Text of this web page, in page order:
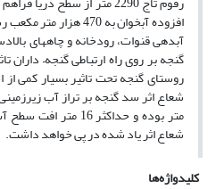
افزوده آبخوان به 470
آبدهی قنوات، رودخانه و چاههای
گنجه بر روی راه ارتباطی گنجه–
روستای گنجه تحت تاثیر بسیار کمی
متر بوده و حداکثر
شعاع اثر یاد شده در پی خواهد داشت.
کلیدواژه‌ها